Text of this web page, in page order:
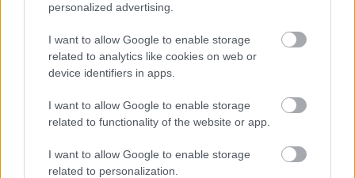
personalized advertising.
I want to allow Google to enable storage
related to analytics like cookies on web or
device identifiers in apps.
I want to allow Google to enable storage
related to functionality of the website or app.
I want to allow Google to enable storage
related to personalization.
HÍRLEVÉL
E-mail cím